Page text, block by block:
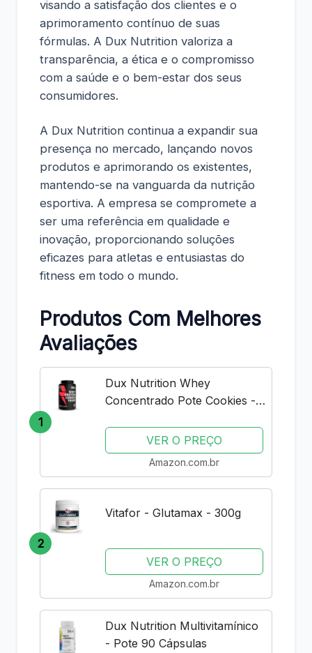
visando a satisfação dos clientes e o
aprimoramento contínuo de suas
fórmulas. A Dux Nutrition valoriza a
transparência, a ética e o compromisso
com a saúde e o bem-estar dos seus
consumidores.
A Dux Nutrition continua a expandir sua
presença no mercado, lançando novos
produtos e aprimorando os existentes,
mantendo-se na vanguarda da nutrição
esportiva. A empresa se compromete a
ser uma referência em qualidade e
inovação, proporcionando soluções
eficazes para atletas e entusiastas do
fitness em todo o mundo.
Produtos Com Melhores
Avaliações
1
Dux Nutrition Whey
Concentrado Pote Cookies -
VER O PREÇO
Amazon.com.br
2
Vitafor - Glutamax - 300g
VER O PREÇO
Amazon.com.br
Dux Nutrition Multivitamínico
- Pote 90 Cápsulas